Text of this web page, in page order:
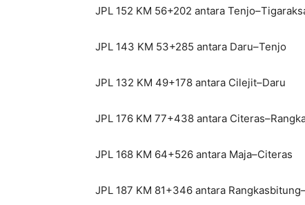
JPL 152 KM 56+202 antara
JPL 143 KM 53+285 antara Daru–Tenjo
JPL 132 KM 49+178 antara Cilejit–Daru
JPL 176 KM 77+438 antara
JPL 168 KM 64+526 antara Maja–Citeras
JPL 187 KM 81+346 antara